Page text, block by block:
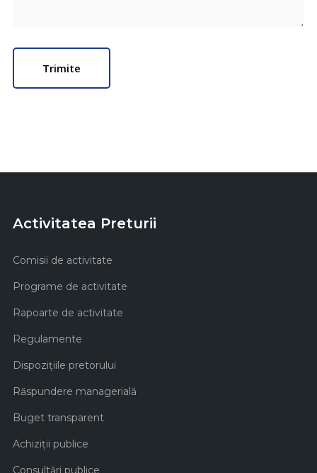
Activitatea Preturii
Comisii de activitate
Programe de activitate
Rapoarte de activitate
Regulamente
Dispozițiile pretorului
Răspundere managerială
Buget transparent
Achiziţii publice
Consultări publice